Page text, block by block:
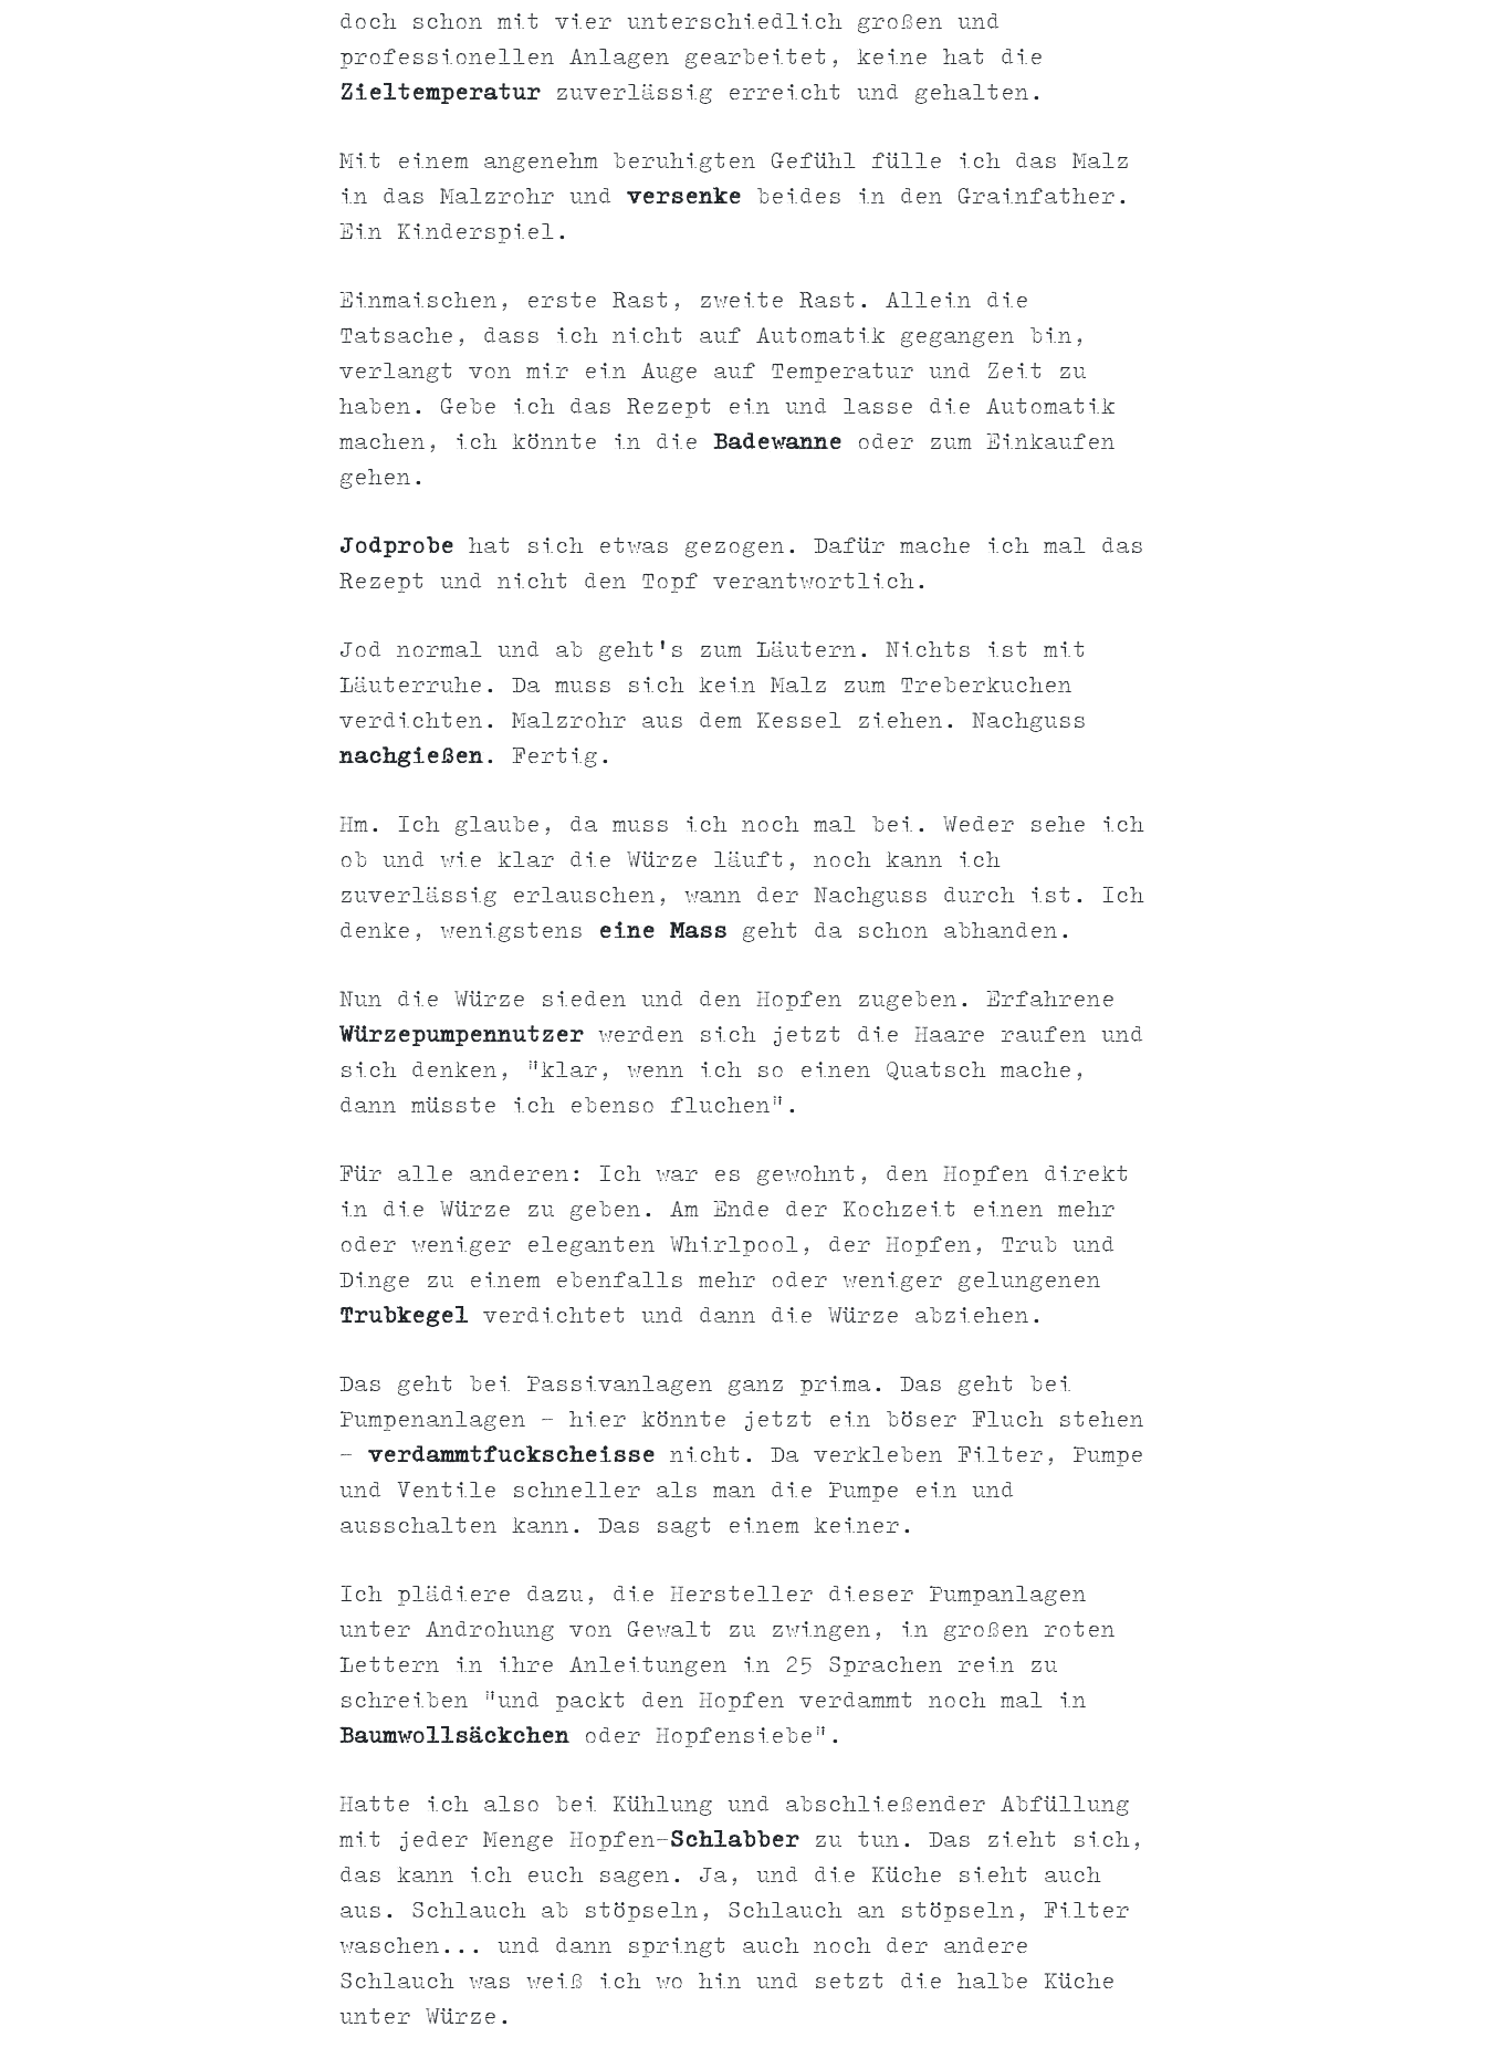
doch schon mit vier unterschiedlich großen und
professionellen Anlagen gearbeitet, keine hat die
Zieltemperatur zuverlässig erreicht und gehalten.
Mit einem angenehm beruhigten Gefühl fülle ich das Malz
in das Malzrohr und versenke beides in den Grainfather.
Ein Kinderspiel.
Einmaischen, erste Rast, zweite Rast. Allein die
Tatsache, dass ich nicht auf Automatik gegangen bin,
verlangt von mir ein Auge auf Temperatur und Zeit zu
haben. Gebe ich das Rezept ein und lasse die Automatik
machen, ich könnte in die Badewanne oder zum Einkaufen
gehen.
Jodprobe hat sich etwas gezogen. Dafür mache ich mal das
Rezept und nicht den Topf verantwortlich.
Jod normal und ab geht's zum Läutern. Nichts ist mit
Läuterruhe. Da muss sich kein Malz zum Treberkuchen
verdichten. Malzrohr aus dem Kessel ziehen. Nachguss
nachgießen. Fertig.
Hm. Ich glaube, da muss ich noch mal bei. Weder sehe ich
ob und wie klar die Würze läuft, noch kann ich
zuverlässig erlauschen, wann der Nachguss durch ist. Ich
denke, wenigstens
eine Mass geht da schon abhanden.
Nun die Würze sieden und den Hopfen zugeben. Erfahrene
Würzepumpennutzer werden sich jetzt die Haare raufen und
sich denken, "klar, wenn ich so einen Quatsch mache,
dann müsste ich ebenso fluchen".
Für alle anderen: Ich war es gewohnt, den Hopfen direkt
in die Würze zu geben. Am Ende der Kochzeit einen mehr
oder weniger eleganten Whirlpool, der Hopfen, Trub und
Dinge zu einem ebenfalls mehr oder weniger gelungenen
Trubkegel verdichtet und dann die Würze abziehen.
Das geht bei Passivanlagen ganz prima. Das geht bei
Pumpenanlagen - hier könnte jetzt ein böser Fluch stehen
- verdammtfuckscheisse nicht. Da verkleben Filter, Pumpe
und Ventile schneller als man die Pumpe ein und
ausschalten kann. Das sagt einem keiner.
Ich plädiere dazu, die Hersteller dieser Pumpanlagen
unter Androhung von Gewalt zu zwingen, in großen roten
Lettern in ihre Anleitungen in 25 Sprachen rein zu
schreiben "und packt den Hopfen verdammt noch mal in
Baumwollsäckchenoder Hopfensiebe".
Hatte ich also bei Kühlung und abschließender Abfüllung
mit jeder Menge Hopfen-Schlabber zu tun. Das zieht sich,
das kann ich euch sagen. Ja, und die Küche sieht auch
aus. Schlauch ab stöpseln, Schlauch an stöpseln, Filter
waschen... und dann springt auch noch der andere
Schlauch was weiß ich wo hin und setzt die halbe Küche
unter Würze.